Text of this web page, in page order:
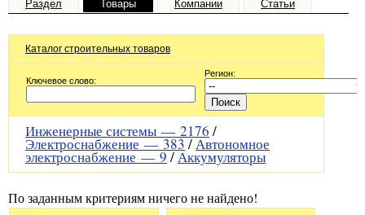
Раздел Товары Компании Статьи
Каталог строительных товаров
Ключевое слово:
Регион:
Инженерные системы — 2176 /
Электроснабжение —383/Автономное
электроснабжение —9/Аккумуляторы
По заданным критериям ничего не найдено!